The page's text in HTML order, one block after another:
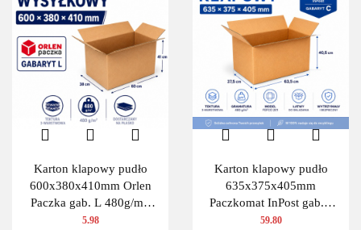
Karton klapowy pudło
600x380x410mm Orlen
Paczka gab. L 480g/m2
3W 1 szt.
5.98
Karton klapowy pudło
635x375x405mm
Paczkomat InPost gab.C
480g/m2 3W 10 szt.
59.80